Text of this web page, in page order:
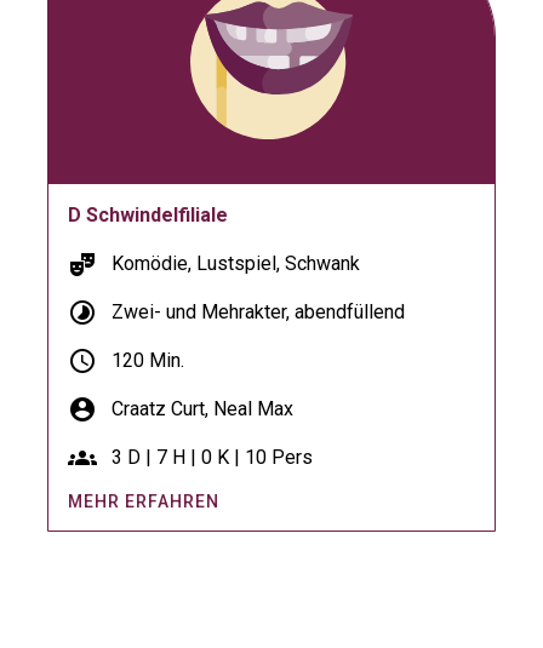
D Schwindelfiliale
theater_comedy Komödie, Lustspiel, Schwank
timelapse Zwei- und Mehrakter, abendfüllend
schedule 120 Min.
account_circle Craatz Curt,Neal Max
groups 3 D | 7 H | 0 K | 10 Pers
MEHR ERFAHREN